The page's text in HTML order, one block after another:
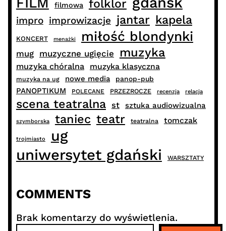
filmowa folklor
impro improwizacje jantar kapela
KONCERT menażki miłość blondynki
mug muzyczne ugięcie muzyka
muzyka chóralna muzyka klasyczna
muzyka na ug nowe media panop-pub
PANOPTIKUM POLECANE PRZEZROCZE recenzja relacja
scena teatralna st sztuka audiowizualna
szymborska taniec teatr teatralna tomczak
trojmiasto
ug
uniwersytet gdański
WARSZTATY
COMMENTS
Brak komentarzy do wyświetlenia.